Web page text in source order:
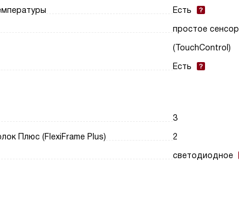
Есть
простое
(TouchControl)
Есть
3
Плюс (FlexiFrame Plus)
2
светодиодное